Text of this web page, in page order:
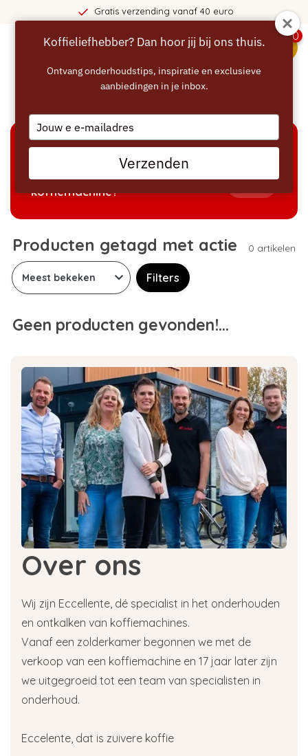
Gratis verzending vanaf 40 euro
0
Welke producten passen bij mijn
koffiemachine?
Producten getagd met actie 0 artikelen
Filters
Geen producten gevonden!...
Over ons
Wij zijn Eccellente, dé specialist in het onderhouden
en ontkalken van koffiemachines.
Vanaf een zolderkamer begonnen we met de
verkoop van een koffiemachine en 17 jaar later zijn
we uitgegroeid tot een team van specialisten in
onderhoud.
Eccelente, dat is zuivere koffie
Koffieliefhebber? Dan hoor jij bij ons thuis.
Ontvang onderhoudstips, inspiratie en exclusieve
aanbiedingen in je inbox.
Type
your
email
Verzenden